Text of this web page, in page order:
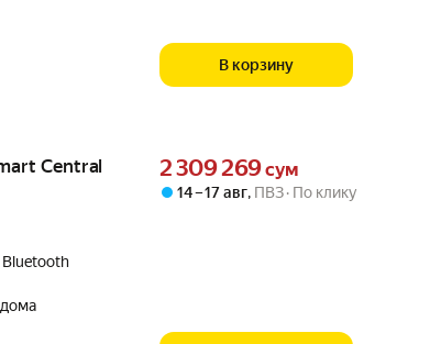
В корзину
Central
Bluetooth
Цена 2309269 сум вместо
2 309 269сум
14 – 17 авг, ПВЗ По клику